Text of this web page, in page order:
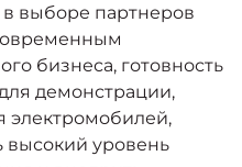
000 ₽*
8
семиместный
выборе партнеров
бизнеса, готовность
демонстрации,
электромобилей,
высокий уровень